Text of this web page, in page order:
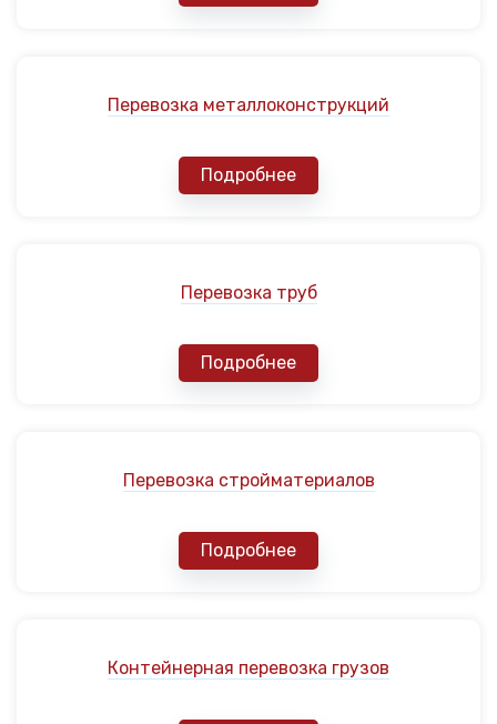
Перевозка металлоконструкций
Подробнее
Перевозка труб
Подробнее
Перевозка стройматериалов
Подробнее
Контейнерная перевозка грузов